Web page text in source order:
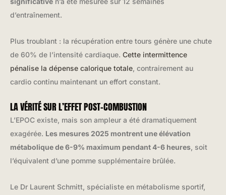
d’entraînement.
Plus troublant : la récupération entre tours génère une chute
de 60% de l’intensité cardiaque. Cette intermittence
pénalise la dépense calorique totale , contrairement au
cardio continu maintenant un effort constant.
LA VÉRITÉ SUR L’EFFET POST-COMBUSTION
L’EPOC existe, mais son ampleur a été dramatiquement
exagérée. Les mesures 2025 montrent une élévation
métabolique de 6-9% maximum pendant 4-6 heures , soit
l’équivalent d’une pomme supplémentaire brûlée.
Le Dr Laurent Schmitt, spécialiste en métabolisme sportif,